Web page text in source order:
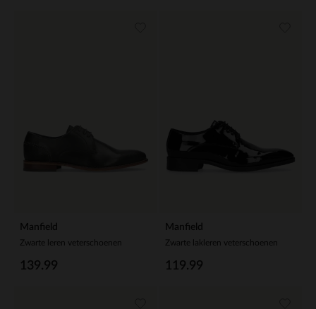
Manfield
Zwarte leren veterschoenen
139.99
Manfield
Zwarte lakleren veterschoenen
119.99